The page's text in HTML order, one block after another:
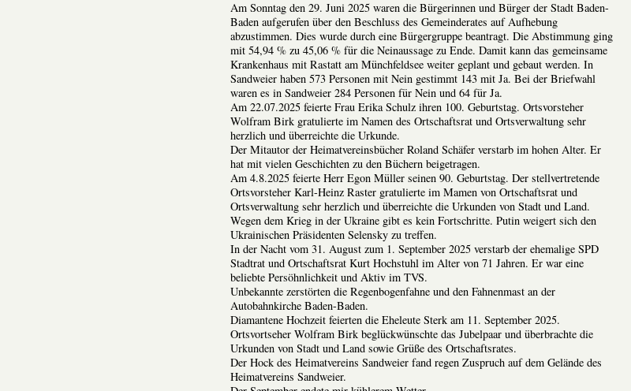
Am Sonntag den 29. Juni 2025 waren die Bürgerinnen und Bürger der Stadt Baden-
Baden aufgerufen über den Beschluss des Gemeinderates auf Aufhebung
abzustimmen. Dies wurde durch eine Bürgergruppe beantragt. Die Abstimmung ging
mit 54,94 % zu 45,06 % für die Neinaussage zu Ende. Damit kann das gemeinsame
Krankenhaus mit Rastatt am Münchfeldsee weiter geplant und gebaut werden. In
Sandweier haben 573 Personen mit Nein gestimmt 143 mit Ja. Bei der Briefwahl
waren es in Sandweier 284 Personen für Nein und 64 für Ja.
Am 22.07.2025 feierte Frau Erika Schulz ihren 100. Geburtstag. Ortsvorsteher
Wolfram Birk gratulierte im Namen des Ortschaftsrat und Ortsverwaltung sehr
herzlich und überreichte die Urkunde.
Der Mitautor der Heimatvereinsbücher Roland Schäfer verstarb im hohen Alter. Er
hat mit vielen Geschichten zu den Büchern beigetragen.
Am 4.8.2025 feierte Herr Egon Müller seinen 90. Geburtstag. Der stellvertretende
Ortsvorsteher Karl-Heinz Raster gratulierte im Mamen von Ortschaftsrat und
Ortsverwaltung sehr herzlich und überreichte die Urkunden von Stadt und Land.
Wegen dem Krieg in der Ukraine gibt es kein Fortschritte. Putin weigert sich den
Ukrainischen Präsidenten Selensky zu treffen.
In der Nacht vom 31. August zum 1. September 2025 verstarb der ehemalige SPD
Stadtrat und Ortschaftsrat Kurt Hochstuhl im Alter von 71 Jahren. Er war eine
beliebte Persöhnlichkeit und Aktiv im TVS.
Unbekannte zerstörten die Regenbogenfahne und den Fahnenmast an der
Autobahnkirche Baden-Baden.
Diamantene Hochzeit feierten die Eheleute Sterk am 11. September 2025.
Ortsvortseher Wolfram Birk beglückwünschte das Jubelpaar und überbrachte die
Urkunden von Stadt und Land sowie Grüße des Ortschaftsrates.
Der Hock des Heimatvereins Sandweier fand regen Zuspruch auf dem Gelände des
Heimatvereins Sandweier.